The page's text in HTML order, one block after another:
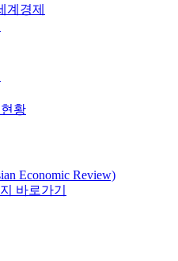
계경제
황
Economic Review)
바로가기